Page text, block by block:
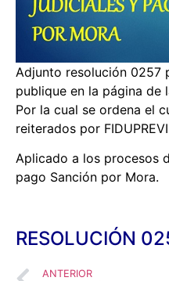
Adjunto resolución 0257
publique en la página de
Por la cual se ordena el
reiterados por
Aplicado a los procesos
pago Sanción por Mora.
RESOLUCIÓN
ANTERIOR